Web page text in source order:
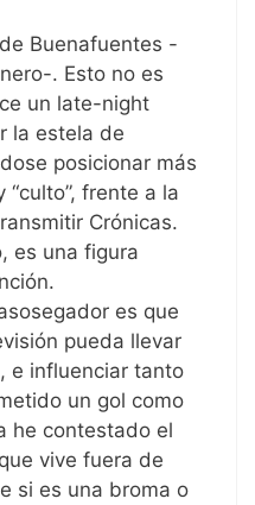
Buenafuentes -
. Esto no es
un late-night
la estela de
posicionar más
“culto”, frente a la
Crónicas.
es una figura
es que
pueda llevar
e influenciar tanto
un gol como
he contestado el
vive fuera de
si es una broma o